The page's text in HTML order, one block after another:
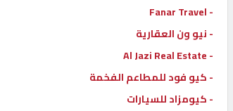
المنتدى
كيو
مزاد
- Fanar Travel
- نيو ون العقارية
- Al Jazi Real Estate
- كيو فود للمطاعم الفخمة
- كيومزاد للسيارات